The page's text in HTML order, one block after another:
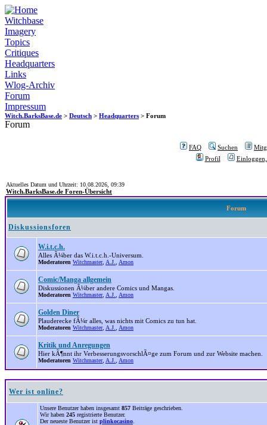
Witchbase
Imagery
Topics
Critiques
Headquarters
Links
Wlog-Archiv
Forum
Impressum
Witch.BarksBase.de > Deutsch > Headquarters > Forum
Forum
FAQ Suchen
Profil
Aktuelles Datum und Uhrzeit: 10.08.2026, 09:39
Witch.BarksBase.de Foren-Übersicht
Forum
Diskussionsforen
W.i.t.c.h.
Alles Ã¼ber das W.i.t.c.h.-Universum.
Moderatoren Witchmaster, A.J. Amon
Comic/Manga allgemein
Diskussionen Ã¼ber andere Comics und Mangas.
Moderatoren Witchmaster, A.J. Amon
Golden Diner
Plauderecke fÃ¼r alles, was nichts mit Comics zu tun hat.
Moderatoren Witchmaster, A.J. Amon
Kritik und Anregungen
Hier kÃ¶nnt ihr VerbesserungsvorschlÃ¤ge zum Forum und zur Website machen.
Moderatoren Witchmaster, A.J. Amon
Wer ist online?
Unsere Benutzer haben insgesamt 857 Beiträge geschrieben.
Wir haben 245 registrierte Benutzer.
Der neueste Benutzer ist plinkocasino